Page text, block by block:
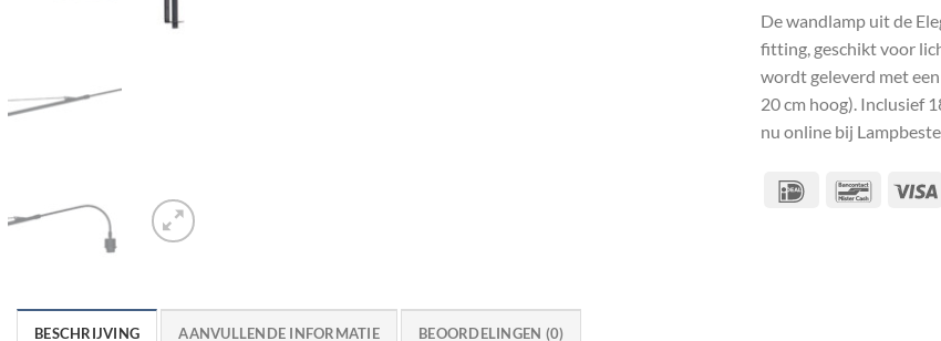
De wandlamp uit de
fitting, geschikt voor
wordt geleverd met
20 cm hoog). Inclusief
nu online bij
IDeal
BESCHRIJVING AANVULLENDE INFORMATIE BEOORDELINGEN (0)